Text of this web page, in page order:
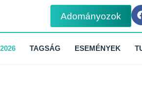
Adományozok
TAGSÁG ESEMÉNYEK